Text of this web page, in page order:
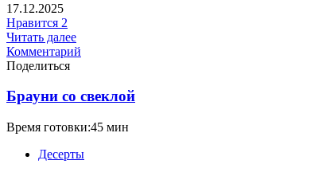
17.12.2025
Нравится 2
Читать далее
Комментарий
Поделиться
Брауни со свеклой
Время готовки:45 мин
Десерты